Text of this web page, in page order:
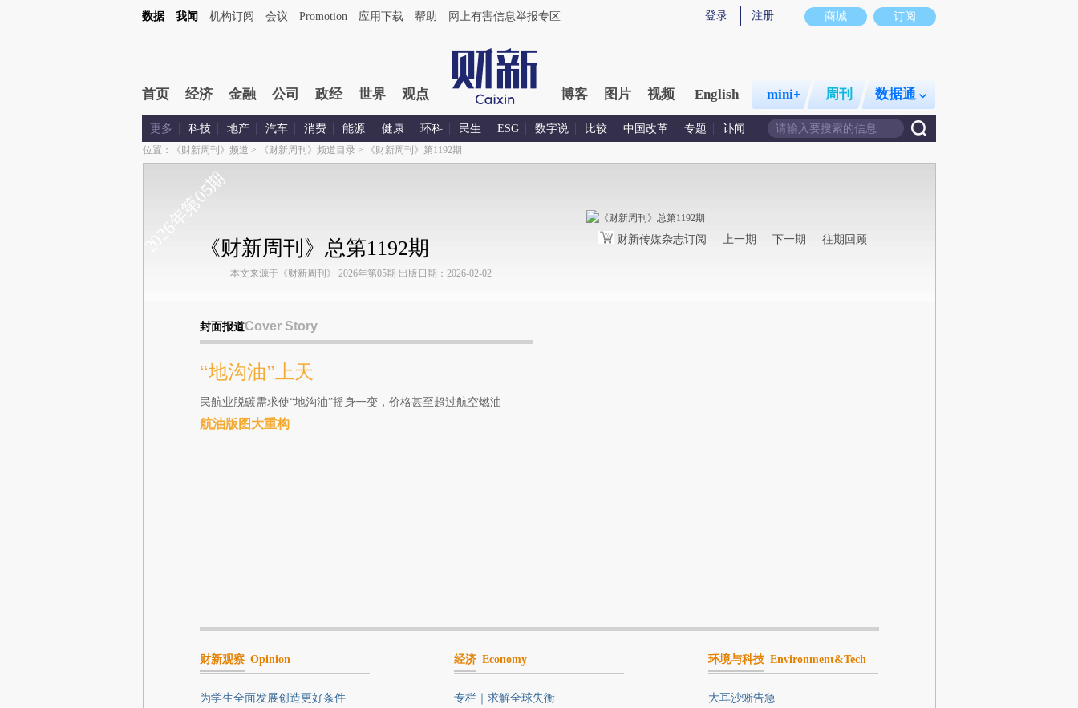
商城 订阅
登录 注册
数据 我闻 机构订阅 会议 Promotion 应用下载 帮助 网上有害信息举报专区
首页 经济 金融 公司 政经 世界 观点 博客 图片 视频 English mini+ 周刊 数据通
更多 科技 地产 汽车 消费 能源 健康 环科 民生 ESG 数字说 比较 中国改革 专题 讣闻
位置： 《财新周刊》频道 > 《财新周刊》频道目录> 《财新周刊》第1192期
《财新周刊》总第1192期
本文来源于《财新周刊》 2026年第05期 出版日期：2026-02-02
封面报道Cover Story
“地沟油”上天
民航业脱碳需求使“地沟油”摇身一变，价格甚至超过航空燃油
航油版图大重构
2026年第05期 财新传媒杂志订阅 上一期 下一期 往期回顾
财新观察 Opinion
为学生全面发展创造更好条件
经济 Economy
专栏｜求解全球失衡
环境与科技 Environment&Tech
大耳沙蜥告急